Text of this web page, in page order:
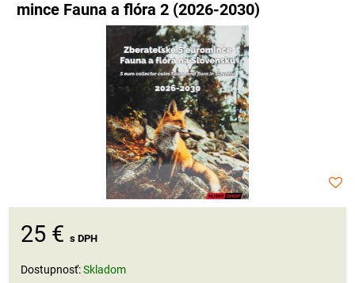
mince Fauna a flóra 2 (2026-2030)
25 € s DPH
Dostupnosť:Skladom